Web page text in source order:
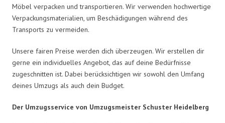
Möbel verpacken und transportieren. Wir verwenden hochwertige
Verpackungsmaterialien, um Beschädigungen während des
Transports zu vermeiden.
Unsere fairen Preise werden dich überzeugen. Wir erstellen dir
gerne ein individuelles Angebot, das auf deine Bedürfnisse
zugeschnitten ist. Dabei berücksichtigen wir sowohl den Umfang
deines Umzugs als auch dein Budget.
Der Umzugsservice von Umzugsmeister Schuster Heidelberg